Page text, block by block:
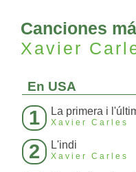
Canciones
Xavier
En USA
1 La primera i
Xavier Carles
2 L'indi
Xavier Carles